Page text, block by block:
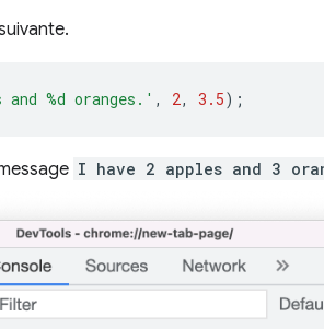
%d oranges.' , 2, 3.5);
I have 2 apples and 3